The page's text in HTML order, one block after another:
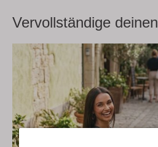
Vervollständige deinen